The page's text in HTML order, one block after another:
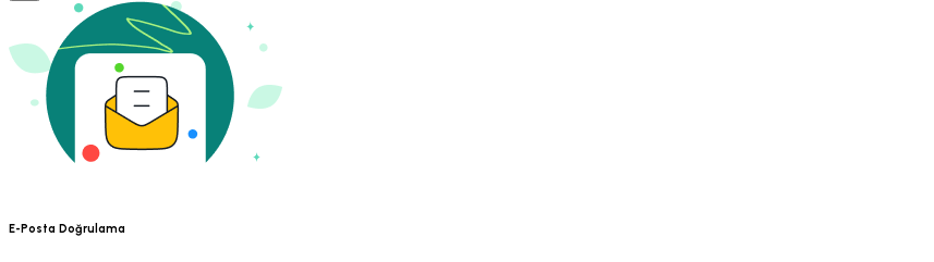
E-Posta Doğrulama